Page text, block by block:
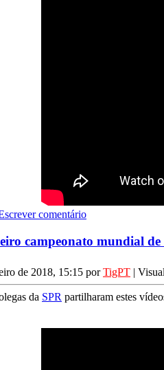
comentário
campeonato mundial
de 2018, 15:15 porTigPT |
da SPR partilharam estes